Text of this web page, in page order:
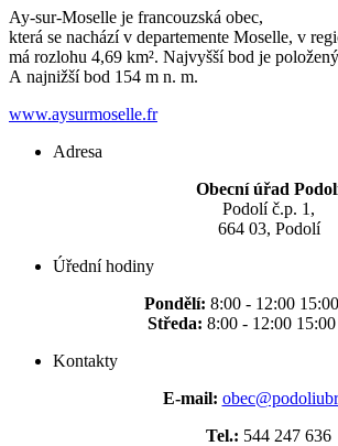
Ay-sur-Moselle je francouzská obec,
která se nachází v departemente Moselle, v
má rozlohu 4,69 km². Najvyšší bod je
A najnižší bod 154 m n. m.
www.aysurmoselle.fr
Adresa
Obecní úřad
Podolí č.p. 1,
664 03, Podolí
Úřední hodiny
Pondělí: 8:00 - 12:00
Středa: 8:00 - 12:00
Kontakty
E-mail:
Tel.: 544 247 636